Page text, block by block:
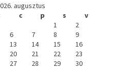
augusztus
c p s
v
1
2
6 7 8
9
13 14 15
16
20 21 22
23
27 28 29
30